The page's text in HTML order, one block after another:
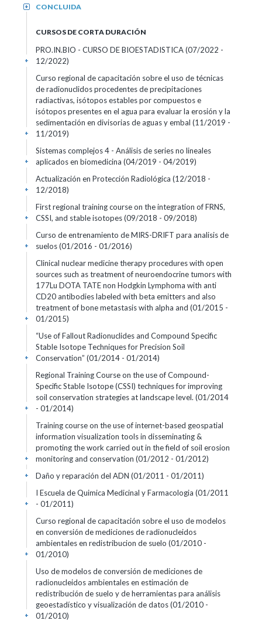
CONCLUIDA
+
CURSOS DE CORTA DURACIÓN
PRO.IN.BIO - CURSO DE BIOESTADISTICA(07/2022 -
12/2022)
+
Curso regional de capacitación sobre el uso de técnicas
de radionuclidos procedentes de precipitaciones
radiactivas, isótopos estables por compuestos e
isótopos presentes en el agua para evaluar la erosión y la
sedimentación en divisorias de aguas y embal (11/2019 -
11/2019)
+
Sistemas complejos 4 - Análisis de series no lineales
aplicados en biomedicina (04/2019 - 04/2019)
+
Actualización en Protección Radiológica (12/2018 -
12/2018)
+
First regional training course on the integration of FRNS,
CSSI, and stable isotopes(09/2018 - 09/2018)
+
Curso de entrenamiento de MIRS-DRIFT para analisis de
suelos(01/2016 - 01/2016)
+
Clinical nuclear medicine therapy procedures with open
sources such as treatment of neuroendocrine tumors with
177Lu DOTA TATE non Hodgkin Lymphoma with anti
CD20 antibodies labeled with beta emitters and also
treatment of bone metastasis with alpha and (01/2015 -
01/2015)
+
“Use of Fallout Radionuclides and Compound Specific
Stable Isotope Techniques for Precision Soil
Conservation” (01/2014 - 01/2014)
+
Regional Training Course on the use of Compound-
Specific Stable Isotope (CSSI) techniques for improving
soil conservation strategies at landscape level. (01/2014
- 01/2014)
+
Training course on the use of internet-based geospatial
information visualization tools in disseminating &
promoting the work carried out in the field of soil erosion
monitoring and conservation (01/2012 - 01/2012)
+
Daño y reparación del ADN (01/2011 - 01/2011)
+
I Escuela de Quimica Medicinal y Farmacologia (01/2011
- 01/2011)
+
Curso regional de capacitación sobre el uso de modelos
en conversión de mediciones de radionucleidos
ambientales en redistribucion de suelo (01/2010 -
01/2010)
+
Uso de modelos de conversión de mediciones de
radionucleidos ambientales en estimación de
redistribución de suelo y de herramientas para análisis
geoestadístico y visualización de datos(01/2010 -
01/2010)
+